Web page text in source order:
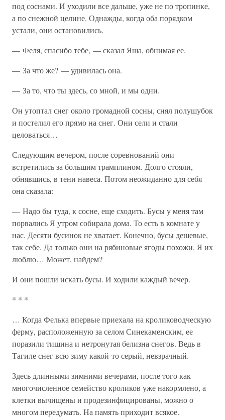
под соснами. И уходили все дальше, уже не по тропинке,
а по снежной целине. Однажды, когда оба порядком
устали, они остановились.
— Феля, спасибо тебе, — сказал Яша, обнимая ее.
— За что же? — удивилась она.
— За то, что ты здесь, со мной, и мы одни.
Он утоптал снег около громадной сосны, снял полушубок
и постелил его прямо на снег. Они сели и стали
целоваться…
Следующим вечером, после соревнований они
встретились за большим трамплином. Долго стояли,
обнявшись, в тени навеса. Потом неожиданно для себя
она сказала:
— Надо бы туда, к сосне, еще сходить. Бусы у меня там
порвались Я утром собирала дома. То есть в комнате у
нас. Десяти бусинок не хватает. Конечно, бусы дешевые,
так себе. Да только они на рябиновые ягоды похожи. Я их
люблю… Может, найдем?
И они пошли искать бусы. И ходили каждый вечер.
* * *
… Когда Фелька впервые приехала на кролиководческую
ферму, расположенную за селом Синекаменским, ее
поразили тишина и нетронутая белизна снегов. Ведь в
Тагиле снег всю зиму какой-то серый, невзрачный.
Здесь длинными зимними вечерами, после того как
многочисленное семейство кроликов уже накормлено, а
клетки вычищены и продезинфицированы, можно о
многом передумать. На память приходит всякое.